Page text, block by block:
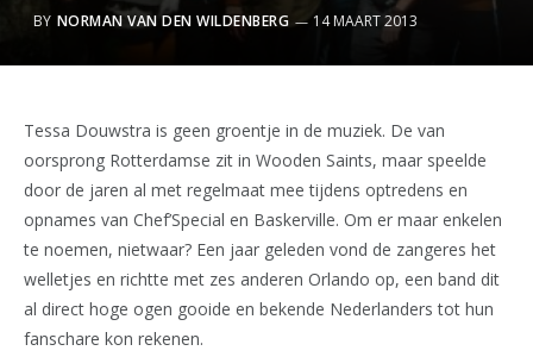
BY NORMAN VAN DEN WILDENBERG 14 MAART 2013
Tessa Douwstra is geen groentje in de muziek. De van
oorsprong Rotterdamse zit in Wooden Saints, maar speelde
door de jaren al met regelmaat mee tijdens optredens en
opnames van Chef’Special en Baskerville. Om er maar enkelen
te noemen, nietwaar? Een jaar geleden vond de zangeres het
welletjes en richtte met zes anderen Orlando op, een band dit
al direct hoge ogen gooide en bekende Nederlanders tot hun
fanschare kon rekenen.